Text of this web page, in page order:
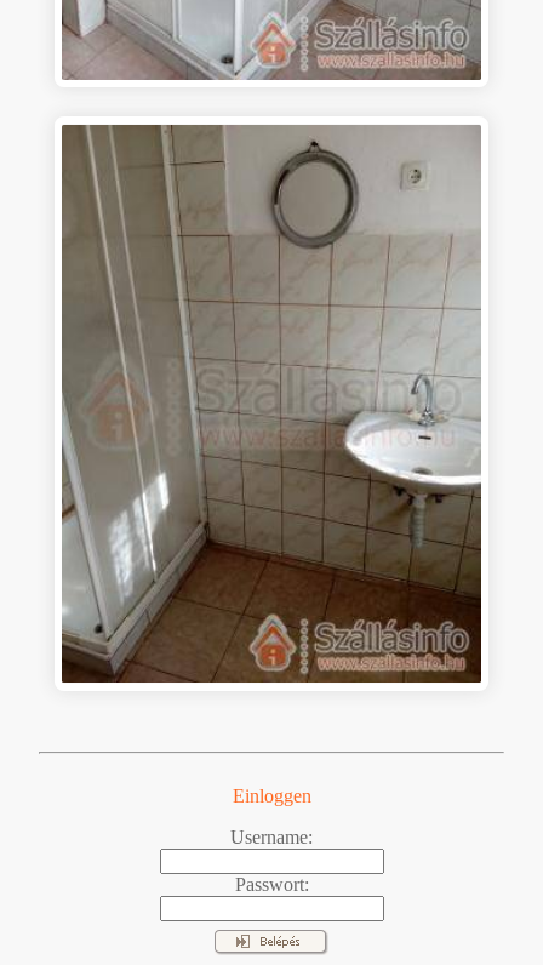
Einloggen
Username:
Passwort: